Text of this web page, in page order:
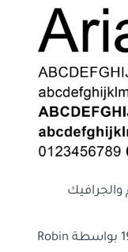
خط Arial، الذي تم تصميمه في عام 1982 بواسطة Robin